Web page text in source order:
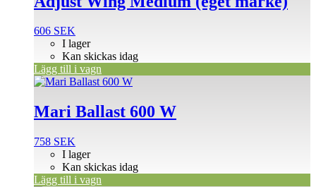
606 SEK
I lager
Kan skickas idag
Lägg till i vagn
Mari Ballast 600 W
758 SEK
I lager
Kan skickas idag
Lägg till i vagn